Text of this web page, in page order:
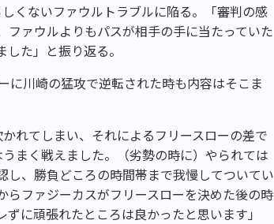
くないファウルトラブルに陥る。「審判の感
ァウルよりもパスが相手の手に当たっていた
た」と振り返る。
に川崎の猛攻で逆転された時も内容はそこま
れてしまい、それによるフリースローの差で
まく戦えました。（劣勢の時に）やられては
、勝負どころの時間帯まで我慢してついてい
ファジーカスがフリースローを決めた後の時
に頑張れたところは良かったと思います」